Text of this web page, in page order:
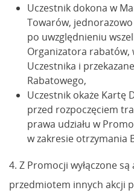
Uczestnik dokona w
Towarów,
po uwzględnieniu
Organizatora rabatów,
Uczestnika i
Rabatowego,
Uczestnik okaże Kartę
przed rozpoczęciem
prawa udziału w
w zakresie otrzymania
4. Z Promocji wyłączone
przedmiotem innych akcji